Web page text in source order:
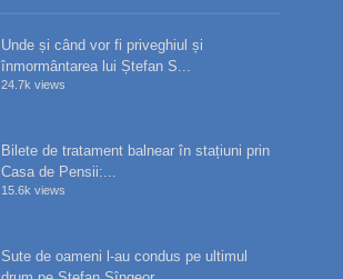
Unde și când vor fi priveghiul și
înmormântarea lui Ștefan S...
24.7k views
Bilete de tratament balnear în stațiuni prin
Casa de Pensii:...
15.6k views
Sute de oameni l-au condus pe ultimul